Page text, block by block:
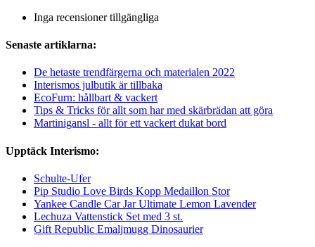
Inga recensioner tillgängliga
Senaste artiklarna:
De hetaste trendfärgerna och materialen 2022
Interismos julbutik är tillbaka
EcoFurn: hållbart & vackert
Tips & Tricks för allt som har med skärbrädan att göra
Martinigansl - allt för ett vackert dukat bord
Upptäck Interismo:
Schulte-Ufer
Pip Studio Love Birds Kopp Medaillon Stor
Yankee Candle Car Jar Ultimate Lemon Lavender
Lechuza Vattenstick Set med 3 st.
Gift Republic Emaljmugg Dinosaurier